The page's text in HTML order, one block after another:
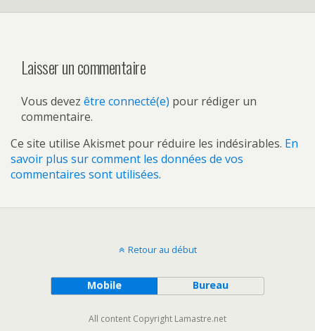
Laisser un commentaire
Vous devez être connecté(e) pour rédiger un
commentaire.
Ce site utilise Akismet pour réduire les indésirables. En
savoir plus sur comment les données de vos
commentaires sont utilisées.
Retour au début
Mobile Bureau
All content Copyright Lamastre.net